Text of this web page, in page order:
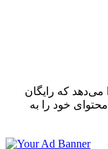
می‌دهد که رایگان
خود را به